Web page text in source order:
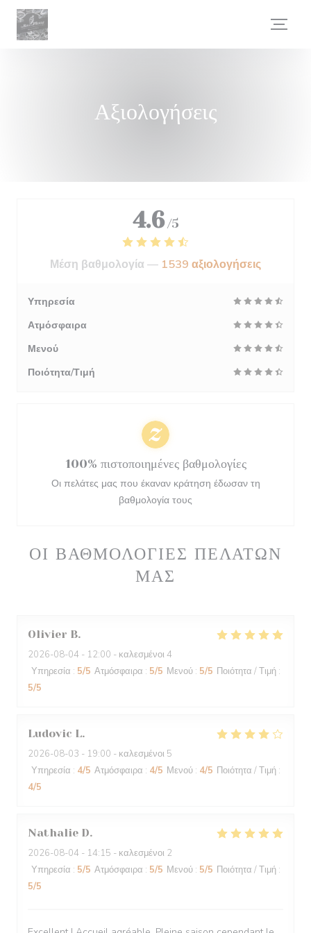
Πίνακας διαχείρισης "Μπισκότων" (Cookies)
Αξιολογήσεις
ΟΙ ΒΑΘΜΟΛΟΓΊΕΣ ΠΕΛΑΤΏΝ
ΜΑΣ
Olivier B
2026-08-04 - 12:00 - καλεσμένοι 4
Υπηρεσία : 5/5 Ατμόσφαιρα : 5/5 Μενού : 5/5 Ποιότητα / Τιμή :
5/5
Ludovic L
2026-08-03 - 19:00 - καλεσμένοι 5
Υπηρεσία : 4/5 Ατμόσφαιρα : 4/5 Μενού : 4/5 Ποιότητα / Τιμή :
4/5
Nathalie D
2026-08-04 - 14:15 - καλεσμένοι 2
Υπηρεσία : 5/5 Ατμόσφαιρα : 5/5 Μενού : 5/5 Ποιότητα / Τιμή :
5/5
4.6 /5
Μέση βαθμολογία — 1539 αξιολογήσεις
Υπηρεσία
Ατμόσφαιρα
Μενού
Ποιότητα/Τιμή
100% πιστοποιημένες βαθμολογίες
Οι πελάτες μας που έκαναν κράτηση έδωσαν τη
βαθμολογία τους